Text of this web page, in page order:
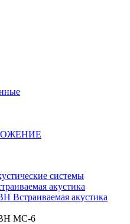
системы
акустика
Встраиваемая акустика
MC-6